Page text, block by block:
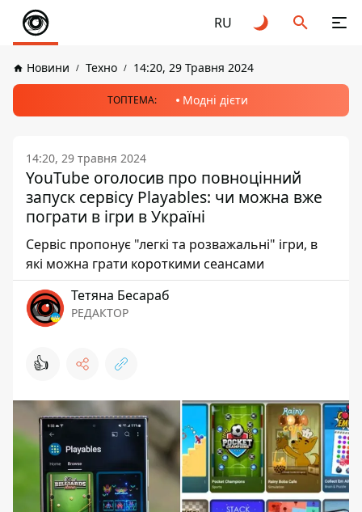
RU
Новини Техно 14:20, 29 Травня 2024
ТОПТЕМА: Модні дієти
14:20, 29 травня 2024
YouTube оголоcив про повноцінний
запуск сервісу Playables: чи можна вже
пограти в ігри в Україні
Сервіс пропонує "легкі та розважальні" ігри, в
які можна грати короткими сеансами
Тетяна Бесараб
РЕДАКТОР
👍